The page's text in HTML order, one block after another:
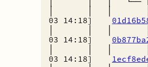
│ │ │ ├──
03 14:18]
│ │ │ ├──
03 14:18]
│ │ │ ├── [
03 14:18]